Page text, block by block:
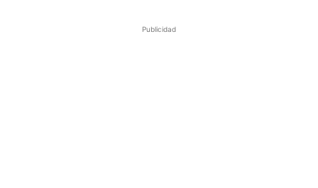
Publicidad